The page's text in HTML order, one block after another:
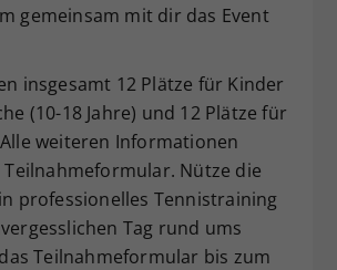
gemeinsam mit dir das Event
insgesamt 12 Plätze für Kinder
(10-18 Jahre) und 12 Plätze für
weiteren Informationen
Nütze die
professionelles Tennistraining
Tag rund ums
Teilnahmeformular bis zum